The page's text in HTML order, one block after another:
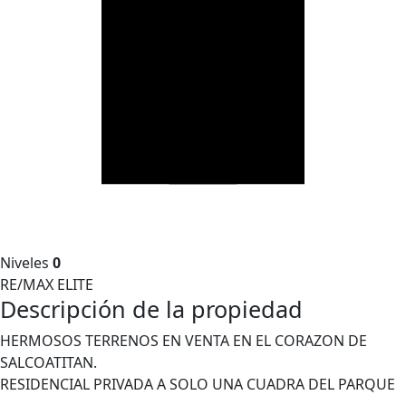
Niveles 0
RE/MAX ELITE
Descripción de la propiedad
HERMOSOS TERRENOS EN VENTA EN EL CORAZON DE
SALCOATITAN.
RESIDENCIAL PRIVADA A SOLO UNA CUADRA DEL PARQUE